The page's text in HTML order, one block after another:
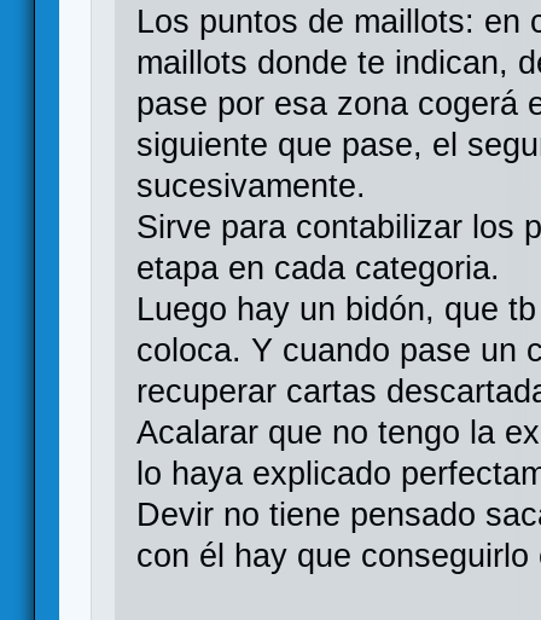
Los puntos de maillots: en
maillots donde te indican,
pase por esa zona cogerá
siguiente que pase, el
sucesivamente.
Sirve para contabilizar los
etapa en cada categoria.
Luego hay un bidón, que
coloca. Y cuando pase un
recuperar cartas
Acalarar que no tengo la
lo haya explicado
Devir no tiene pensado
con él hay que conseguirlo